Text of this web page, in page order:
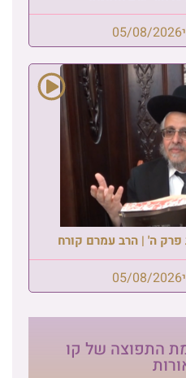
05/08/2026
ה' | הרב עמרם קורח
05/08/2026
התפוצה של קו